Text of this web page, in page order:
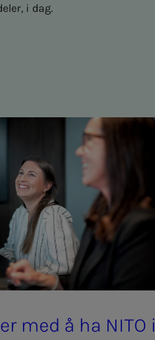
i dag.
med å ha NITO i